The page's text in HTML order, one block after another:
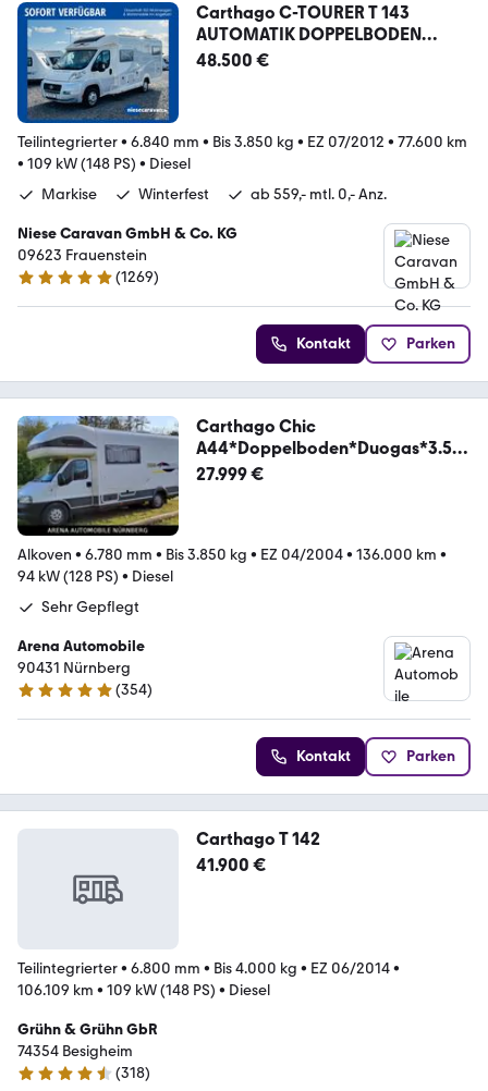
Carthago C-TOURER T 143
AUTOMATIK DOPPELBODEN
LUFTFEDER
48.500 €
Teilintegrierter• 6.840 mm • Bis 3.850 kg • EZ 07/2012 • 77.600 km
• 109 kW (148 PS) • Diesel
Markise
Winterfest ab 559,- mtl. 0,- Anz.
Niese Caravan GmbH & Co. KG
09623 Frauenstein
4.9 Sterne
(1269)
Kontakt Parken
Carthago Chic
A44*Doppelboden*Duogas*3.5
Tonnen Möglich
27.999 €
Alkoven • 6.780 mm • Bis 3.850 kg • EZ 04/2004• 136.000 km •
94 kW (128 PS) • Diesel
Sehr Gepflegt
Arena Automobile
90431 Nürnberg
4.8 Sterne
(354)
Kontakt Parken
Carthago T 142
41.900 €
Teilintegrierter• 6.800 mm • Bis 4.000 kg • EZ 06/2014•
106.109 km • 109 kW (148 PS) • Diesel
Grühn & Grühn GbR
74354 Besigheim
4.6 Sterne
(318)